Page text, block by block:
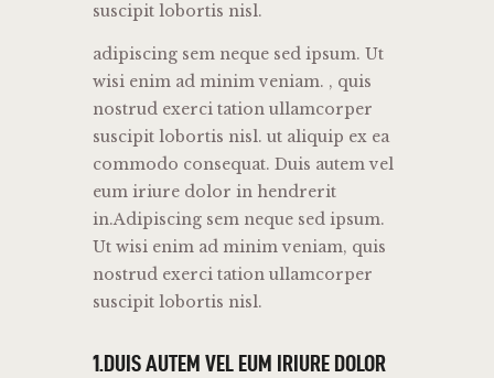
suscipit lobortis nisl.
adipiscing sem neque sed ipsum. Ut
wisi enim ad minim veniam. , quis
nostrud exerci tation ullamcorper
suscipit lobortis nisl. ut aliquip ex ea
commodo consequat. Duis autem vel
eum iriure dolor in hendrerit
in.Adipiscing sem neque sed ipsum.
Ut wisi enim ad minim veniam, quis
nostrud exerci tation ullamcorper
suscipit lobortis nisl.
1.DUIS AUTEM VEL EUM IRIURE DOLOR